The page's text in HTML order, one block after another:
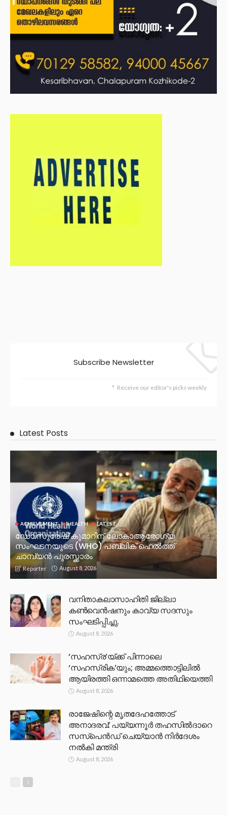
Subscribe Newsletter
Receive our editor's picks weekly
Latest Posts
ACHIEVEMENT HEALTH LATEST
ഡോ.സുരേഷ് കുമാറിന് ലോകാആരോഗ്യ
സംഘടനയുടെ (WHO) പബ്ലിക് ഹെൽത്ത്
ചാമ്പ്യൻ പുരസ്ക്കാരം
Reporter August 8, 2026
വനിതാകലാസാഹിതി ജില്ലാ
കൺവെൻഷനും കാവ്യ സദസും
സംഘടിപ്പിച്ചു.
August 8, 2026
‘സഹസ്ര’യ്ക്ക് പിന്നാലെ
‘സഹസ്രിക’യും; അമ്മത്തൊട്ടിലിൽ
ആയിരത്തി ഒന്നാമത്തെ അതിഥിയെത്തി
August 8, 2026
രാജേഷിന്റെ മൃതദേഹത്തോട്
അനാദരവ്: പയ്യന്നൂർ തഹസിൽദാറെ
സസ്പെൻഡ് ചെയ്യാൻ നിർദേശം
നൽകി മന്ത്രി
August 8, 2026